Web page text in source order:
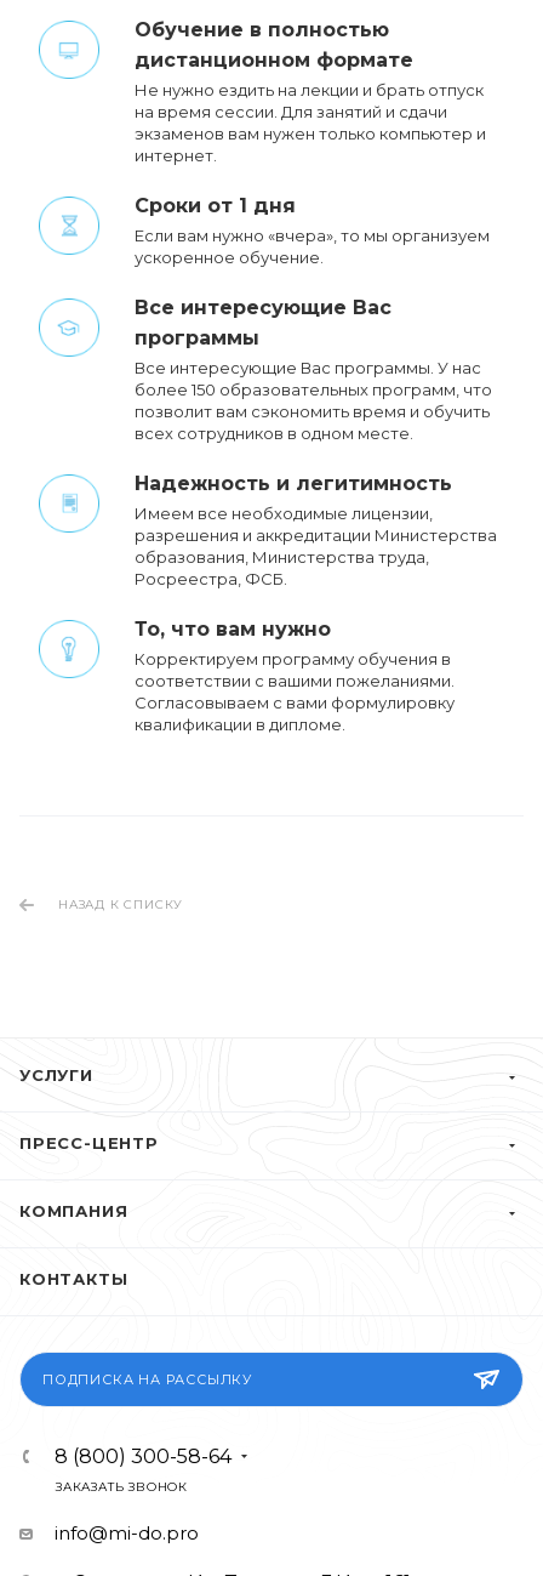
Обучение в полностью
дистанционном формате
Не нужно ездить на лекции и брать отпуск
на время сессии. Для занятий и сдачи
экзаменов вам нужен только компьютер и
интернет.
Сроки от 1 дня
Если вам нужно «вчера», то мы организуем
ускоренное обучение.
Все интересующие Вас
программы
Все интересующие Вас программы. У нас
более 150 образовательных программ, что
позволит вам сэкономить время и обучить
всех сотрудников в одном месте.
Надежность и легитимность
Имеем все необходимые лицензии,
разрешения и аккредитации Министерства
образования, Министерства труда,
Росреестра, ФСБ.
То, что вам нужно
Корректируем программу обучения в
соответствии с вашими пожеланиями.
Cогласовываем с вами формулировку
квалификации в дипломе.
НАЗАД К СПИСКУ
УСЛУГИ
ПРЕСС-ЦЕНТР
КОМПАНИЯ
КОНТАКТЫ
ПОДПИСКА НА РАССЫЛКУ
8 (800) 300-58-64
ЗАКАЗАТЬ ЗВОНОК
info@mi-do.pro